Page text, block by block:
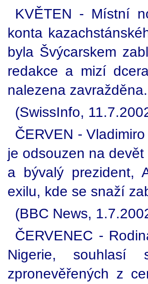
KVĚTEN - Místní
konta
byla Švýcarskem
redakce a mizí
nalezena zavražděna.
(SwissInfo,
ČERVEN -
je odsouzen na
a bývalý prezident,
exilu, kde se snaží
(BBC News,
ČERVENEC -
Nigerie, souhlasí
zpronevěřených z